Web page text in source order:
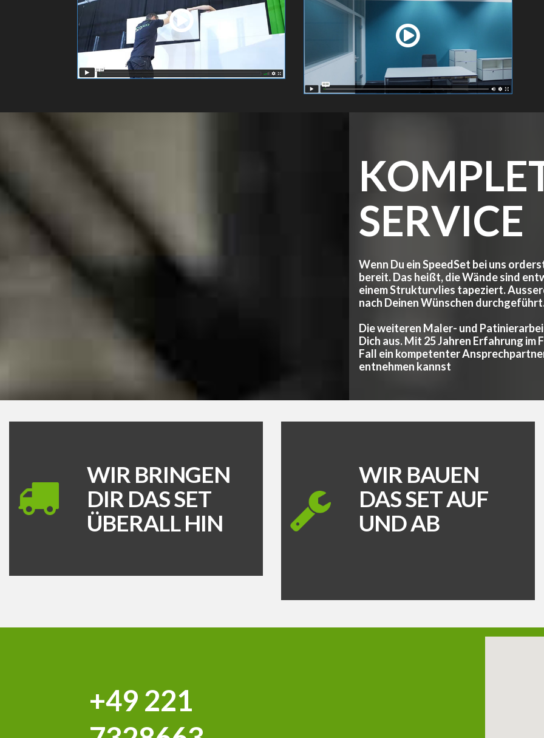
SERVICE
Wenn Du ein SpeedSet bei uns
bereit. Das heißt, die Wände sind
einem Strukturvlies tapeziert.
nach Deinen Wünschen
Die weiteren Maler- und
Dich aus. Mit 25 Jahren Erfahrung im
Fall ein kompetenter
entnehmen kannst
WIR BRINGEN
DIR DAS SET
ÜBERALL HIN
WIR BAUEN
DAS SET AUF
UND AB
+49 221